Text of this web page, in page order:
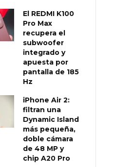
El REDMI K100
Pro Max
recupera el
subwoofer
integrado y
apuesta por
pantalla de 185
Hz
iPhone Air 2:
filtran una
Dynamic Island
más pequeña,
doble cámara
de 48 MP y
chip A20 Pro